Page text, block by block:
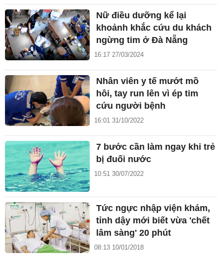
Nữ điều dưỡng kể lại
khoảnh khắc cứu du khách
ngừng tim ở Đà Nẵng
16:17 27/03/2024
Nhân viên y tế mướt mồ
hôi, tay run lên vì ép tim
cứu người bệnh
16:01 31/10/2022
7 bước cần làm ngay khi trẻ
bị đuối nước
10:51 30/07/2022
Tức ngực nhập viện khám,
tỉnh dậy mới biết vừa 'chết
lâm sàng' 20 phút
08:13 10/01/2018